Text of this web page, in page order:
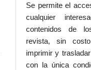
Se permite el
cualquier
contenidos de
revista, sin
imprimir y
con la única